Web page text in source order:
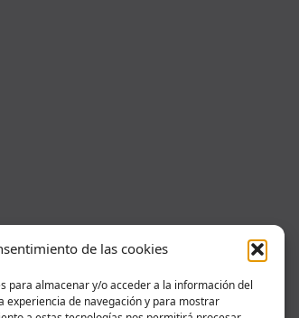
de las cookies
para almacenar y/o acceder a la información del
experiencia de navegación y para mostrar